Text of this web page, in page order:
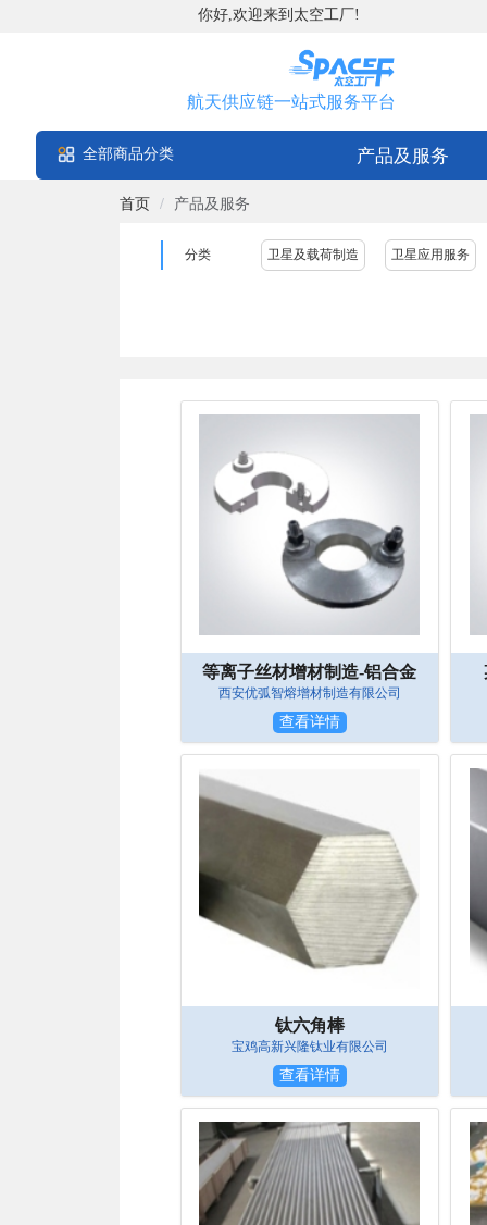
你好,欢迎来到太空工厂!
航天供应链一站式服务平台
全部商品分类 产品及服务
首页 / 产品及服务
分类 卫星及载荷制造 卫星应用服务
等离子丝材增材制造-铝合金
西安优弧智熔增材制造有限公司
查看详情
钛六角棒
宝鸡高新兴隆钛业有限公司
查看详情